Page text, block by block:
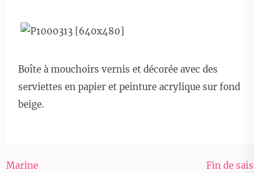
Boîte à mouchoirs vernis et décorée avec des
serviettes en papier et peinture acrylique sur fond
beige.
Navigation
Marine Fin de saison